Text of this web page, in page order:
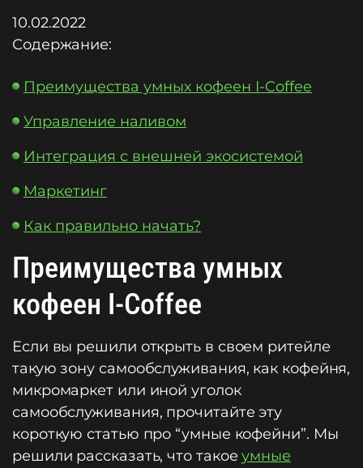
10.02.2022
Содержание:
Преимущества умных кофеен I-Coffee
Управление наливом
Интеграция с внешней экосистемой
Маркетинг
Как правильно начать?
Преимущества умных
кофеен I-Coffee
Если вы решили открыть в своем ритейле
такую зону самообслуживания, как кофейня,
микромаркет или иной уголок
самообслуживания, прочитайте эту
короткую статью про “умные кофейни”. Мы
решили рассказать, что такоеумные